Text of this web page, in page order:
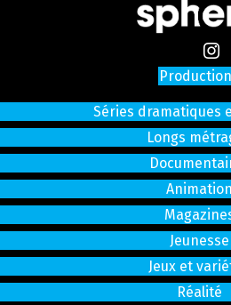
Séries dramatiques
Longs
Animation
Jeunesse
Jeux et
Réalité